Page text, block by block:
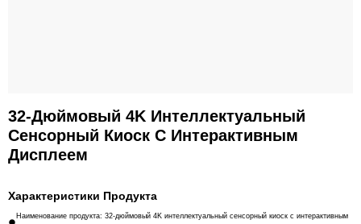
32-Дюймовый 4K Интеллектуальный
Сенсорный Киоск С Интерактивным
Дисплеем
Характеристики Продукта
Наименование продукта: 32-дюймовый 4K интеллектуальный сенсорный киоск с интерактивным